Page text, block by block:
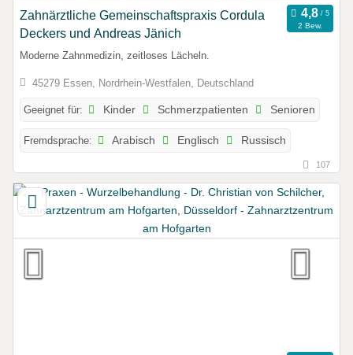
Zahnärztliche Gemeinschaftspraxis Cordula
Deckers und Andreas Jänich
2 Bew.
Moderne Zahnmedizin, zeitloses Lächeln.
45279 Essen, Nordrhein-Westfalen, Deutschland
Geeignet für: Kinder Schmerzpatienten Senioren
Fremdsprache: Arabisch Englisch Russisch
107